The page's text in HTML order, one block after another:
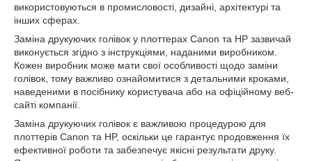
використовуються в промисловості, дизайні, архітектурі та
інших сферах.
Заміна друкуючих голівок у плоттерах Canon та HP зазвичай
виконується згідно з інструкціями, наданими виробником.
Кожен виробник може мати свої особливості щодо заміни
голівок, тому важливо ознайомитися з детальними кроками,
наведеними в посібнику користувача або на офіційному веб-
сайті компанії.
Заміна друкуючих голівок є важливою процедурою для
плоттерів Canon та HP, оскільки це гарантує продовження їх
ефективної роботи та забезпечує якісні результати друку.